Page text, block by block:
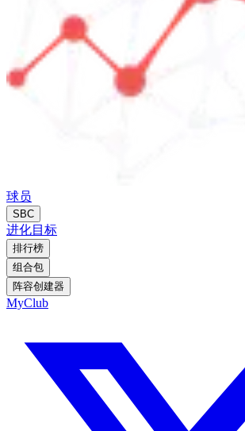
球员
SBC
进化目标
排行榜
组合包
阵容创建器
MyClub